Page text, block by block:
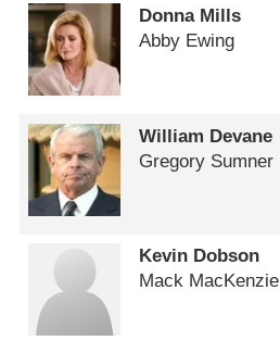
Donna Mills
Abby Ewing
William Devane
Gregory Sumner
Kevin Dobson
Mack MacKenzie